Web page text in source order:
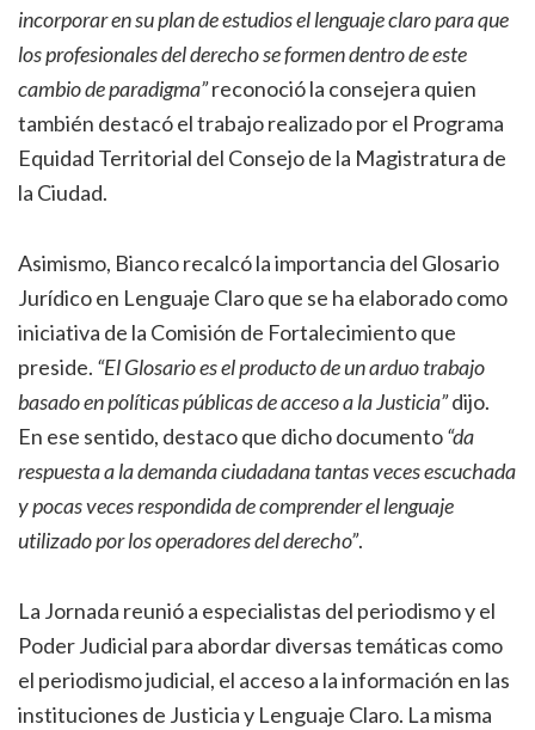
incorporar en su plan de estudios el lenguaje claro para que
los profesionales del derecho se formen dentro de este
cambio de paradigma”reconoció la consejera quien
también destacó el trabajo realizado por el Programa
Equidad Territorial del Consejo de la Magistratura de
la Ciudad.
Asimismo, Bianco recalcó la importancia del Glosario
Jurídico en Lenguaje Claro que se ha elaborado como
iniciativa de la Comisión de Fortalecimiento que
preside. “El Glosario es el producto de un arduo trabajo
basado en políticas públicas de acceso a la Justicia”dijo.
En ese sentido, destaco que dicho documento“da
respuesta a la demanda ciudadana tantas veces escuchada
y pocas veces respondida de comprender el lenguaje
utilizado por los operadores del derecho”.
La Jornada reunió a especialistas del periodismo y el
Poder Judicial para abordar diversas temáticas como
el periodismo judicial, el acceso a la información en las
instituciones de Justicia y Lenguaje Claro. La misma